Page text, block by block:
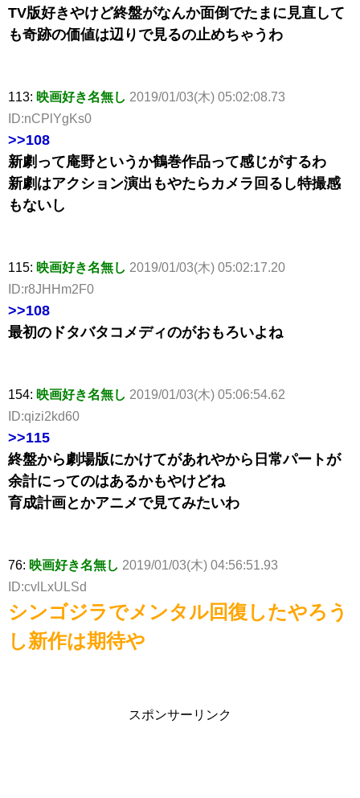
TV版好きやけど終盤がなんか面倒でたまに見直して
も奇跡の価値は辺りで見るの止めちゃうわ
113: 映画好き名無し 2019/01/03(木) 05:02:08.73
ID:nCPlYgKs0
>>108
新劇って庵野というか鶴巻作品って感じがするわ
新劇はアクション演出もやたらカメラ回るし特撮感
もないし
115: 映画好き名無し 2019/01/03(木) 05:02:17.20
ID:r8JHHm2F0
>>108
最初のドタバタコメディのがおもろいよね
154: 映画好き名無し 2019/01/03(木) 05:06:54.62
ID:qizi2kd60
>>115
終盤から劇場版にかけてがあれやから日常パートが
余計にってのはあるかもやけどね
育成計画とかアニメで見てみたいわ
76: 映画好き名無し 2019/01/03(木) 04:56:51.93
ID:cvlLxULSd
シンゴジラでメンタル回復したやろう
し新作は期待や
スポンサーリンク